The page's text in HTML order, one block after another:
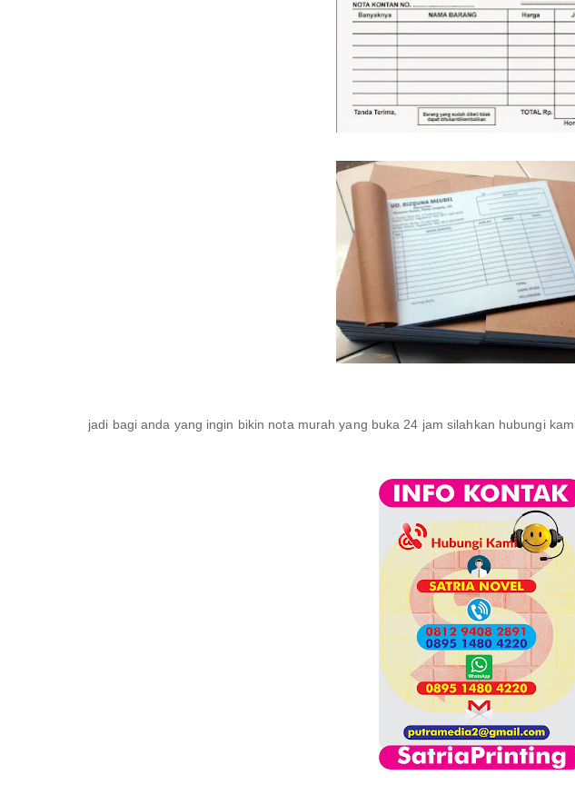
jadi bagi anda yang ingin bikin nota murah yang buka 24 jam silahkan hubungi